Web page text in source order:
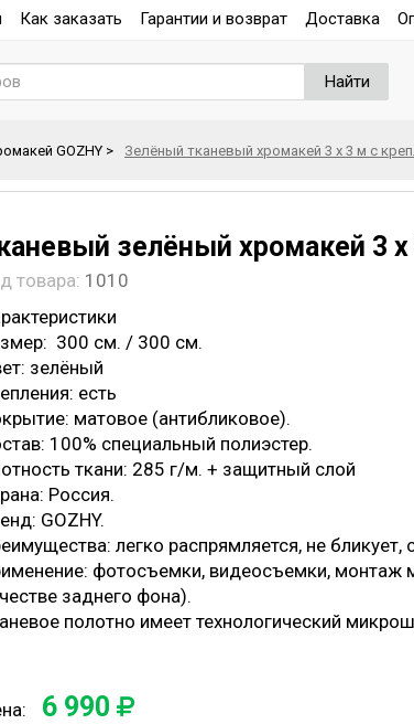
Как заказать Гарантии и возврат Доставка
Найти
GOZHY > Зелёный тканевый хромакей 3 х 3 м с
зелёный хромакей 3
товара: 1010
300 см. / 300 см.
зелёный
есть
матовое (антибликовое).
100% специальный полиэстер.
ткани: 285 г/м. + защитный слой
Россия.
GOZHY.
легко распрямляется, не бликует,
фотосъемки, видеосъемки, монтаж
заднего фона).
полотно имеет технологический
6 990